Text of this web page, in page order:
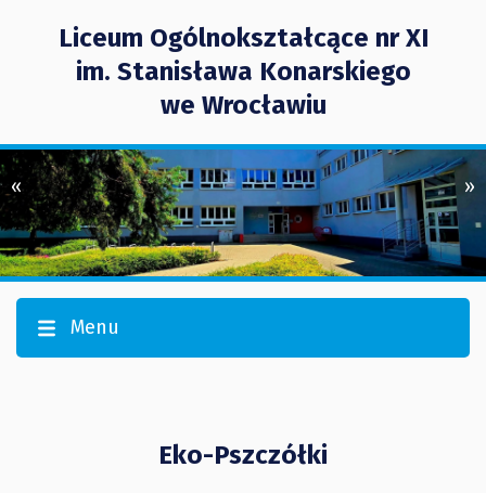
Liceum Ogólnokształcące nr XI
im. Stanisława Konarskiego
we Wrocławiu
« »
Menu
Eko-Pszczółki